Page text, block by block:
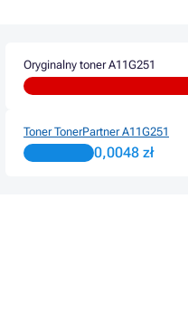
Oryginalny toner A11G251
Toner TonerPartner A11G251
0,0048 zł